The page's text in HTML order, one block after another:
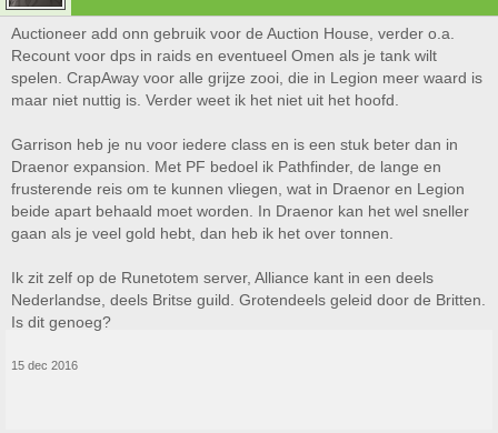
Auctioneer add onn gebruik voor de Auction House, verder o.a.
Recount voor dps in raids en eventueel Omen als je tank wilt
spelen. CrapAway voor alle grijze zooi, die in Legion meer waard is
maar niet nuttig is. Verder weet ik het niet uit het hoofd.
Garrison heb je nu voor iedere class en is een stuk beter dan in
Draenor expansion. Met PF bedoel ik Pathfinder, de lange en
frusterende reis om te kunnen vliegen, wat in Draenor en Legion
beide apart behaald moet worden. In Draenor kan het wel sneller
gaan als je veel gold hebt, dan heb ik het over tonnen.
Ik zit zelf op de Runetotem server, Alliance kant in een deels
Nederlandse, deels Britse guild. Grotendeels geleid door de Britten.
Is dit genoeg?
15 dec 2016